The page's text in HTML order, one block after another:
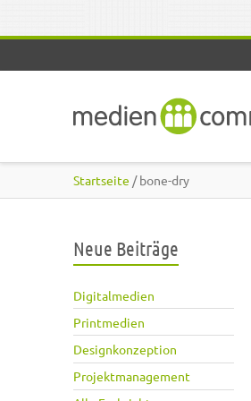
Startseite / bone-dry
Neue Beiträge
Digitalmedien
Printmedien
Designkonzeption
Projektmanagement